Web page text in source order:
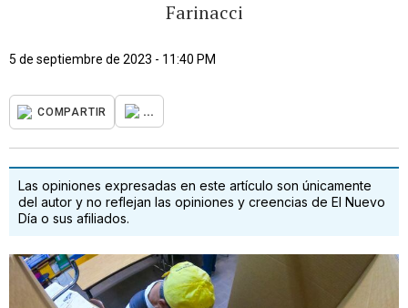
Farinacci
5 de septiembre de 2023 - 11:40 PM
COMPARTIR ...
Las opiniones expresadas en este artículo son únicamente
del autor y no reflejan las opiniones y creencias de El Nuevo
Día o sus afiliados.